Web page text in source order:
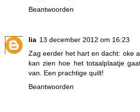
Beantwoorden
lia 13 december 2012 om 16:23
Zag eerder het hart en dacht: oke
kan zien hoe het totaalplaatje
van. Een prachtige quilt!
Beantwoorden